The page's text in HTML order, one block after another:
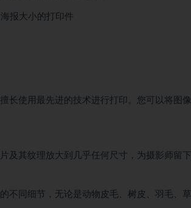
报大小的打印件
长使用最先进的技术进行打印。您可以将图
其纹理放大到几乎任何尺寸，为摄影师留下
不同细节，无论是动物皮毛、树皮、羽毛、